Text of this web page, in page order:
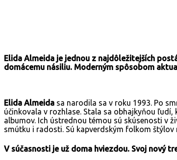
Elida Almeida je jednou z najdôležitejších
domácemu násiliu. Moderným spôsobom
Elida Almeida sa narodila sa v roku 1993. Po
účinkovala v rozhlase. Stala sa obhajkyňou
albumov. Ich ústrednou témou sú skúsenosti v
smútku i radosti. Sú kapverdským folkom
V súčasnosti je už doma hviezdou. Svoj nový